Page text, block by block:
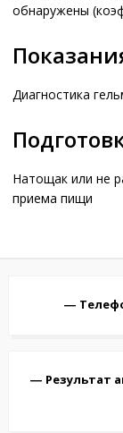
обнаружены
Диагностика
Натощак или не
приема пищи
Результат